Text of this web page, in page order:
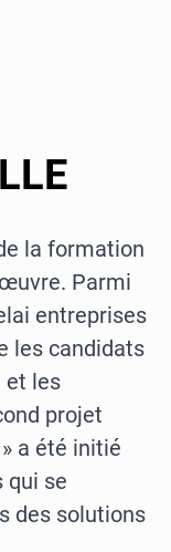
la formation
Parmi
entreprises
les candidats
et les
projet
a été initié
qui se
des solutions